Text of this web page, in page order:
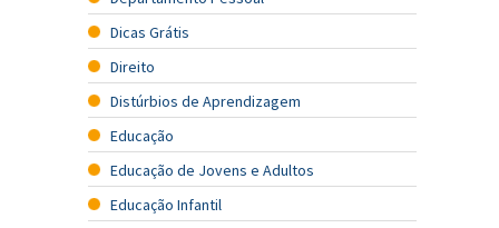
Dicas Grátis
Direito
Distúrbios de Aprendizagem
Educação
Educação de Jovens e Adultos
Educação Infantil